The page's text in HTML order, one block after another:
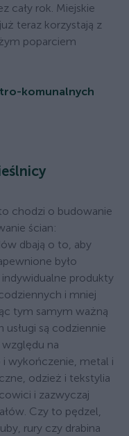
cały rok. Miejskie
teraz korzystają z
poparciem
komunalnych
chodzi o budowanie
ścian:
dbają o to, aby
było
produkty
i mniej
tym samym ważną
usługi są codziennie
na
wykończenie, metal i
odzież i tekstylia
i zazwyczaj
Czy to pędzel,
rury czy drabina